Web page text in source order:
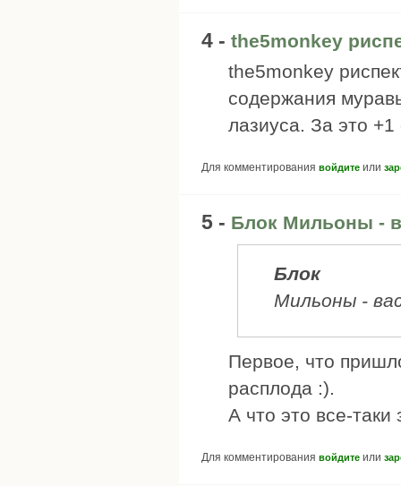
4 - the5monkey
the5monkey
содержания
лазиуса. За это
Для комментирования войдите или
5 - Блок Мильоны -
Блок
Мильоны -
Первое, что
расплода :).
А что это все-
Для комментирования войдите или